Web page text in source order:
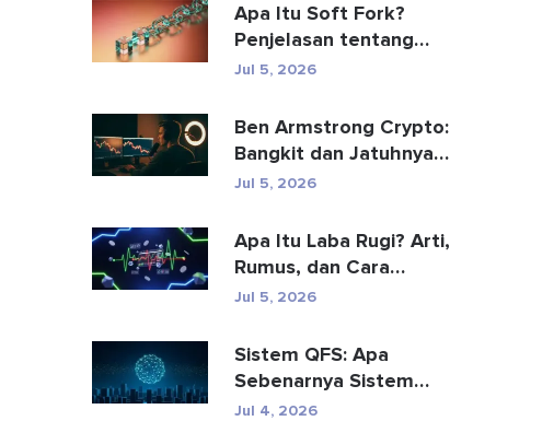
Apa Itu Soft Fork?
Penjelasan tentang
Peningkatan Blockchain
Jul 5, 2026
Ben Armstrong Crypto:
Bangkit dan Jatuhnya
BitBoy
Jul 5, 2026
Apa Itu Laba Rugi? Arti,
Rumus, dan Cara
Menghitungnya
Jul 5, 2026
Sistem QFS: Apa
Sebenarnya Sistem
Keuangan Kuantum Itu
Jul 4, 2026